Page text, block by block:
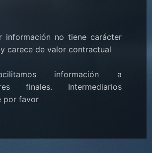
información no tiene carácter
carece de valor contractual
información a
finales. Intermediarios
por favor